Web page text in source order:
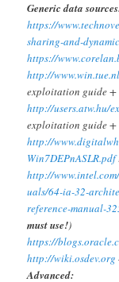
Generic data
https://
sharing-and-
https://
http://
exploitation guide
http://users.atw.hu/
exploitation guide
http://
Win7DEPnASLR.pdf
http://
uals/64-ia-32-
reference-manual-
must use!)
https://
http://wiki.osdev.org
Advanced: